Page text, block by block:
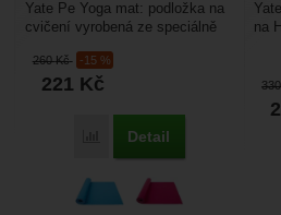
260Kč -15 %
221 Kč
Porovnat
Detail
Yate Pe Yoga mat: podložka na
cvičení vyrobená ze speciálně
100% recyklovatelná....
na